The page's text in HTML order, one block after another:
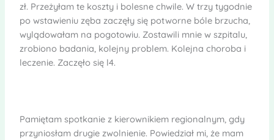
zł. Przeżyłam te koszty i bolesne chwile. W trzy tygodnie
po wstawieniu zęba zaczęły się potworne bóle brzucha,
wylądowałam na pogotowiu. Zostawili mnie w szpitalu,
zrobiono badania, kolejny problem. Kolejna choroba i
leczenie. Zaczęło się l4.
Pamiętam spotkanie z kierownikiem regionalnym, gdy
przyniosłam drugie zwolnienie. Powiedział mi, że mam